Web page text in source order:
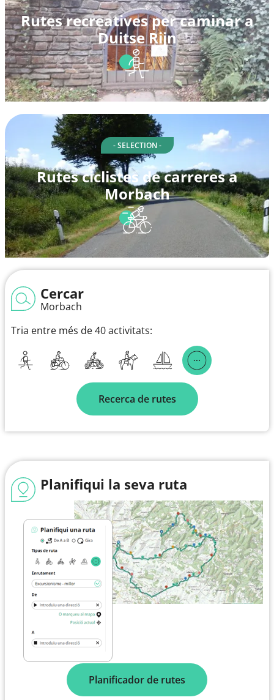
Rutes recreatives per caminar a
Duitse Rijn
- SELECTION -
Rutes ciclistes de carreres a
Morbach
Cercar
Morbach
Tria entre més de 40 activitats:
Recerca de rutes
Planifiqui la seva ruta
Planificador de rutes